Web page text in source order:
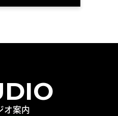
オ案内